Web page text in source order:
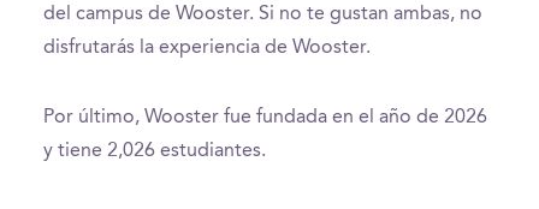
del campus de Wooster. Si no te gustan ambas, no
disfrutarás la experiencia de Wooster.
Por último, Wooster fue fundada en el año de 2026
y tiene 2,026 estudiantes.